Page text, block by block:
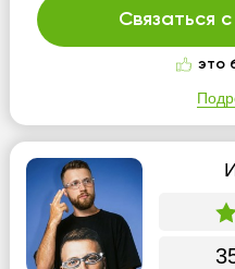
Связаться
это